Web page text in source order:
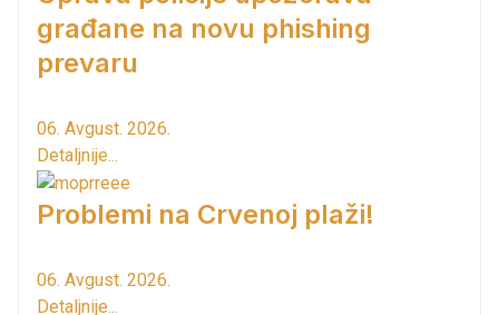
građane na novu phishing
prevaru
06. Avgust. 2026.
Detaljnije...
Problemi na Crvenoj plaži!
06. Avgust. 2026.
Detaljnije...